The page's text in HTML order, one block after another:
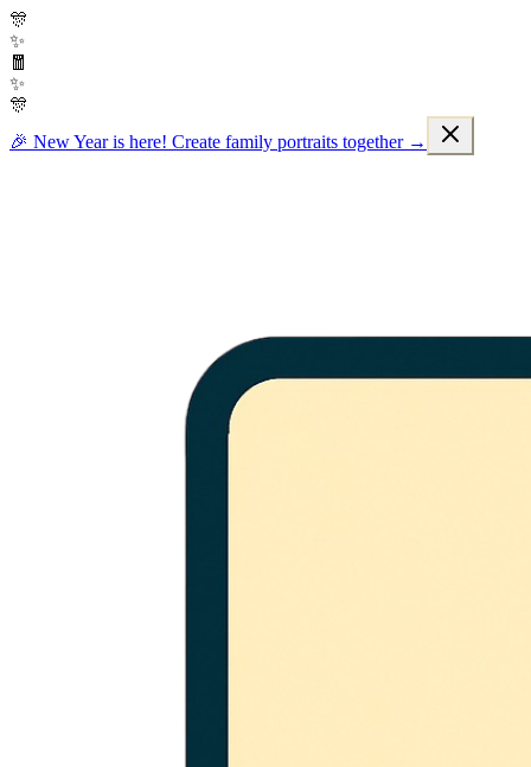
🎊
✨
🧧
✨
🎊
🎉 New Year is here! Create family portraits together →